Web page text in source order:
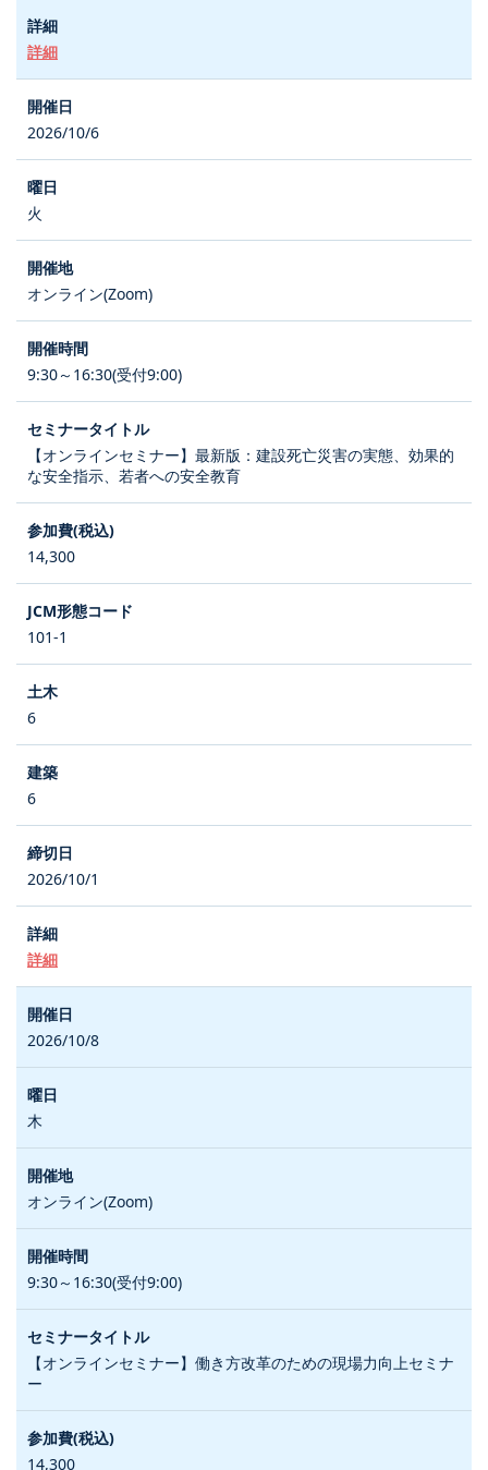
詳細
2026/10/6
火
オンライン(Zoom)
9:30～16:30(受付9:00)
【オンラインセミナー】最新版：建設死亡災害の実態、効果的
な安全指示、若者への安全教育
14,300
101-1
6
6
2026/10/1
詳細
2026/10/8
木
オンライン(Zoom)
9:30～16:30(受付9:00)
【オンラインセミナー】働き方改革のための現場力向上セミナ
ー
14,300